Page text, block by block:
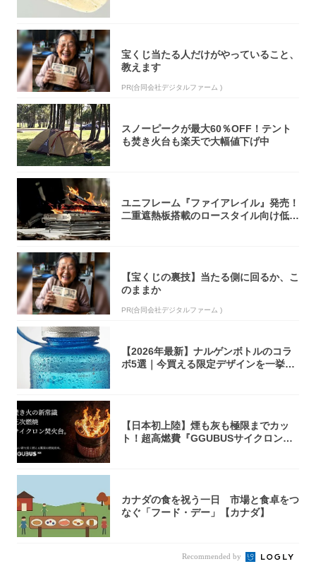
宝くじ当たる人だけがやっていること、
教えます
PR(合同会社デジタルファーム )
スノーピークが最大60％OFF！テント
も焚き火台も楽天で大幅値下げ中
ユニフレーム『ファイアレイル』発売！
二重遮熱板搭載のロースタイル向け低型
【宝くじの裏技】当たる側に回るか、こ
のままか
PR(合同会社デジタルファーム )
【2026年最新】ナルゲンボトルのコラ
ボ5選｜今買える限定デザインを一挙紹
【日本初上陸】煙も灰も極限までカッ
ト！超高燃費『GGUBUSサイクロン焚
カナダの食を祝う一日 市場と食卓をつ
なぐ「フード・デー」【カナダ】
Recommended by